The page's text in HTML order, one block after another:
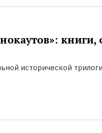
книги,
исторической